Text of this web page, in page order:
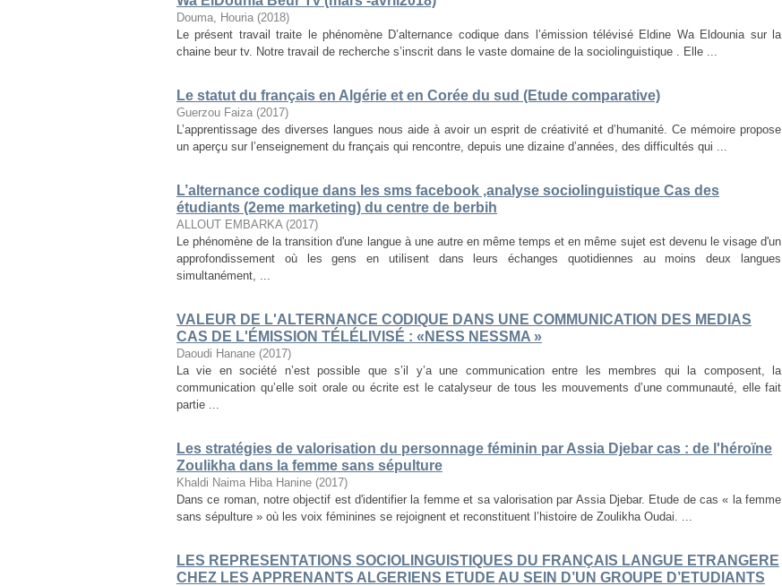
Douma, Houria (2018)
Le présent travail traite le phénomène D’alternance codique dans l’émission télévisé Eldine Wa Eldounia sur la
chaine beur tv. Notre travail de recherche s’inscrit dans le vaste domaine de la sociolinguistique . Elle ...
Le statut du français en Algérie et en Corée du sud (Etude comparative)
Guerzou Faiza (2017)
L’apprentissage des diverses langues nous aide à avoir un esprit de créativité et d’humanité. Ce mémoire propose
un aperçu sur l’enseignement du français qui rencontre, depuis une dizaine d’années, des difficultés qui ...
L’alternance codique dans les sms facebook ,analyse sociolinguistique Cas des
étudiants (2eme marketing) du centre de berbih
ALLOUT EMBARKA (2017)
Le phénomène de la transition d'une langue à une autre en même temps et en même sujet est devenu le visage d'un
approfondissement où les gens en utilisent dans leurs échanges quotidiennes au moins deux langues
simultanément, ...
VALEUR DE L'ALTERNANCE CODIQUE DANS UNE COMMUNICATION DES MEDIAS
CAS DE L'ÉMISSION TÉLÉLIVISÉ : «NESS NESSMA »
Daoudi Hanane (2017)
La vie en société n’est possible que s’il y’a une communication entre les membres qui la composent, la
communication qu’elle soit orale ou écrite est le catalyseur de tous les mouvements d’une communauté, elle fait
partie ...
Les stratégies de valorisation du personnage féminin par Assia Djebar cas : de l'héroïne
Zoulikha dans la femme sans sépulture
Khaldi Naima Hiba Hanine (2017)
Dans ce roman, notre objectif est d'identifier la femme et sa valorisation par Assia Djebar. Etude de cas « la femme
sans sépulture » où les voix féminines se rejoignent et reconstituent l’histoire de Zoulikha Oudai. ...
LES REPRESENTATIONS SOCIOLINGUISTIQUES DU FRANÇAIS LANGUE ETRANGERE
CHEZ LES APPRENANTS ALGERIENS ETUDE AU SEIN D’UN GROUPE D’ETUDIANTS